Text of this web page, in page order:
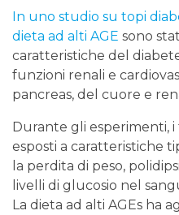
In uno studio su topi
dieta ad alti AGE sono
caratteristiche del
funzioni renali e
pancreas, del cuore e
Durante gli esperimenti,
esposti a caratteristiche
la perdita di peso,
livelli di glucosio nel
La dieta ad alti AGEs ha